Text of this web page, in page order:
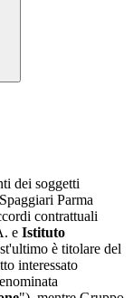
dei soggetti
Parma
contrattuali
e Istituto
è titolare del
interessato